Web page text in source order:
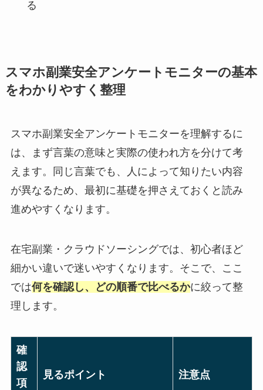
る
スマホ副業安全アンケートモニターの基本
をわかりやすく整理
スマホ副業安全アンケートモニターを理解するに
は、まず言葉の意味と実際の使われ方を分けて考
えます。同じ言葉でも、人によって知りたい内容
が異なるため、最初に基礎を押さえておくと読み
進めやすくなります。
在宅副業・クラウドソーシングでは、初心者ほど
細かい違いで迷いやすくなります。そこで、ここ
では何を確認し、どの順番で比べるかに絞って整
理します。
確
認
項
見るポイント 注意点